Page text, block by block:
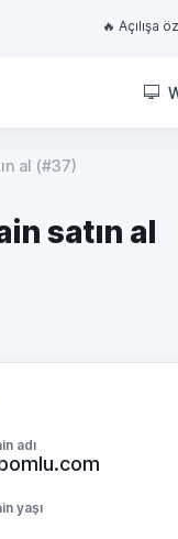
🔥 Açılışa
al (#37)
satın al
adı
yaşı